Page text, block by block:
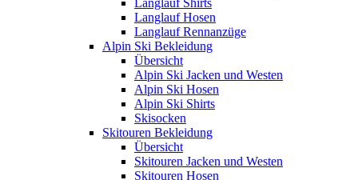
Langlauf Shirts
Langlauf Hosen
Langlauf Rennanzüge
Alpin Ski Bekleidung
Übersicht
Alpin Ski Jacken und Westen
Alpin Ski Hosen
Alpin Ski Shirts
Skisocken
Skitouren Bekleidung
Übersicht
Skitouren Jacken und Westen
Skitouren Hosen